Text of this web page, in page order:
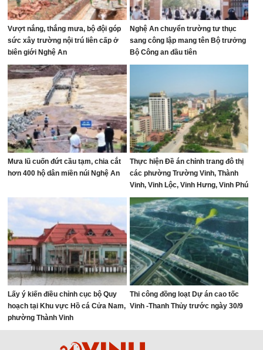
Vượt nắng, thắng mưa, bộ đội góp
sức xây trường nội trú liên cấp ở
biên giới Nghệ An
Nghệ An chuyển trường tư thục
sang công lập mang tên Bộ trưởng
Bộ Công an đầu tiên
Mưa lũ cuốn đứt cầu tạm, chia cắt
hơn 400 hộ dân miền núi Nghệ An
Thực hiện Đề án chỉnh trang đô thị
các phường Trường Vinh, Thành
Vinh, Vinh Lộc, Vinh Hưng, Vinh Phú
và Cửa Lò giai đoạn 2026 – 2030
Lấy ý kiến điều chỉnh cục bộ Quy
hoạch tại Khu vực Hồ cá Cửa Nam,
phường Thành Vinh
Thi công đồng loạt Dự án cao tốc
Vinh -Thanh Thủy trước ngày 30/9